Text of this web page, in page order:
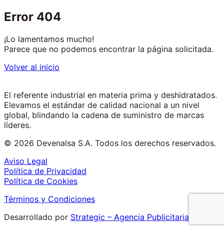
Error 404
¡Lo lamentamos mucho!
Parece que no podemos encontrar la página solicitada.
Volver al inicio
El referente industrial en materia prima y deshidratados.
Elevamos el estándar de calidad nacional a un nivel
global, blindando la cadena de suministro de marcas
líderes.
© 2026 Devenalsa S.A. Todos los derechos reservados.
Aviso Legal
Política de Privacidad
Política de Cookies
Términos y Condiciones
Desarrollado por Strategic – Agencia Publicitaria